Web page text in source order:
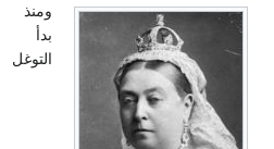
ومنذ
بدأ
التوغل